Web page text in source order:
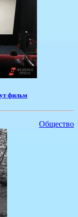
фильм
Общество